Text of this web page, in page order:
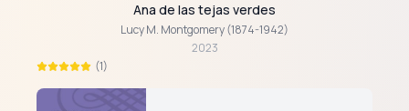
Ana de las tejas verdes
Lucy M. Montgomery (1874-1942)
2023
(1)